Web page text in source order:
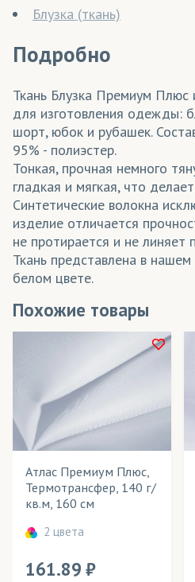
Блузка (ткань)
Подробно
Ткань Блузка Премиум
для изготовления одежды:
шорт, юбок и рубашек.
95% - полиэстер.
Тонкая, прочная немного
гладкая и мягкая, что
Синтетические волокна
изделие отличается
не протирается и не линяет
Ткань представлена в
белом цвете.
Похожие товары
Атлас Премиум Плюс,
Термотрансфер, 140 г/
кв.м, 160 см
2 цвета
161.89